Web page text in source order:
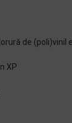
de (poli)vinil
XP